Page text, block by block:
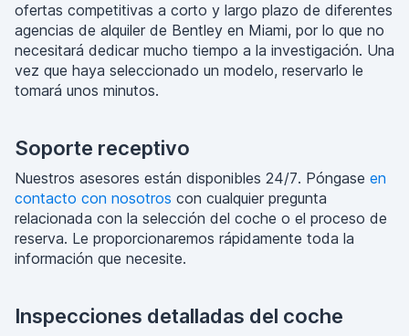
ofertas competitivas a corto y largo plazo de diferentes
agencias de alquiler de Bentley en Miami, por lo que no
necesitará dedicar mucho tiempo a la investigación. Una
vez que haya seleccionado un modelo, reservarlo le
tomará unos minutos.
Soporte receptivo
Nuestros asesores están disponibles 24/7. Póngase en
contacto con nosotros con cualquier pregunta
relacionada con la selección del coche o el proceso de
reserva. Le proporcionaremos rápidamente toda la
información que necesite.
Inspecciones detalladas del coche